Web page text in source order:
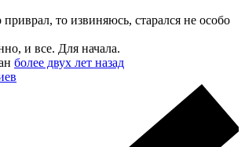
приврал, то извиняюсь, старался не особо
и все. Для начала.
более двух лет назад